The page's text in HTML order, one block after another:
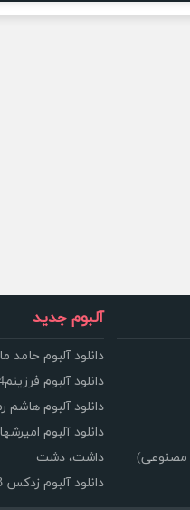
مصنوعی)
آلبوم جدید
دانلود آلبوم حامد
دانلود آلبوم فرزینم4 ای ام 4
دانلود آلبوم
دانلود آلبوم
داشت، دشت
دانلود آلبوم زدکس 13